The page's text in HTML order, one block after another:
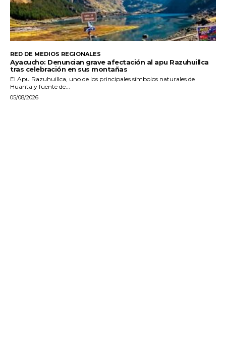
RED DE MEDIOS REGIONALES
Ayacucho: Denuncian grave afectación al apu Razuhuillca
tras celebración en sus montañas
El Apu Razuhuillca, uno de los principales símbolos naturales de
Huanta y fuente de...
05/08/2026